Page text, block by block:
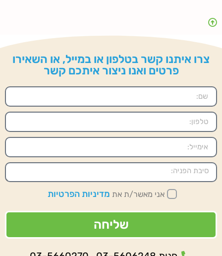
צרו איתנו קשר בטלפון או במייל, או השאירו
פרטים ואנו ניצור איתכם קשר
אני מאשר/ת את מדיניות הפרטיות
שליחה